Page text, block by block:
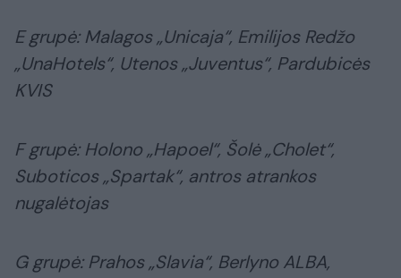
E grupė: Malagos „Unicaja“, Emilijos Redžo
„UnaHotels“, Utenos „Juventus“, Pardubicės
KVIS
F grupė: Holono „Hapoel“, Šolė „Cholet“,
Suboticos „Spartak“, antros atrankos
nugalėtojas
G grupė: Prahos „Slavia“, Berlyno ALBA,